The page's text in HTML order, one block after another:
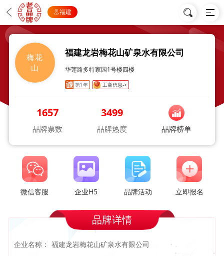
福建
梅花
山
福建龙岩梅花山矿泉水有限公司
华莲路多特家园1号楼四楼
第1年 工商信息->
1657
品牌票数
3499
品牌热度 品牌榜单
微信客服 企业H5 品牌活动 立即报名
品牌详情
企业名称： 福建龙岩梅花山矿泉水有限公司